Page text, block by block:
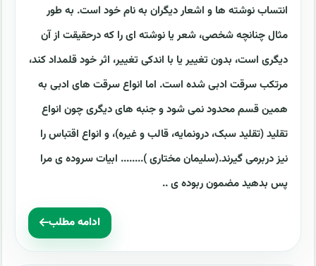
انتساب نوشته ها و اشعار دیگران به نام خود است. به طور
مثال چنانچه شخصی، شعر یا نوشته ای را که درحقیقت از آن
دیگری است، بدون تغییر یا با اندکی تغییر، اثر خود قلمداد کند،
مرتکب سرقت ادبی شده است. اما انواع سرقت های ادبی به
همین قسم محدود نمی شود و جنبه های دیگری چون انواع
تقلید (تقلید سبک، درونمایه، قالب و غیره)، و انواع اقتباس را
نیز دربرمی گیرند.(سلیمان مختاری )........ ابیات سروده ی مرا
پس بدهید مضمون ربوده ی ..
ادامه مطلب